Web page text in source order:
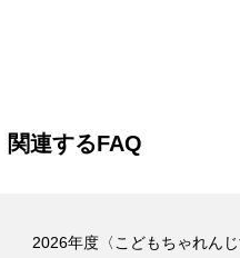
関連するFAQ
2026年度〈こどもちゃれん